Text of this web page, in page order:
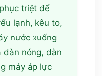
triệt để
lạnh, kêu to,
nước xuống
dàn nóng, dàn
máy áp lực